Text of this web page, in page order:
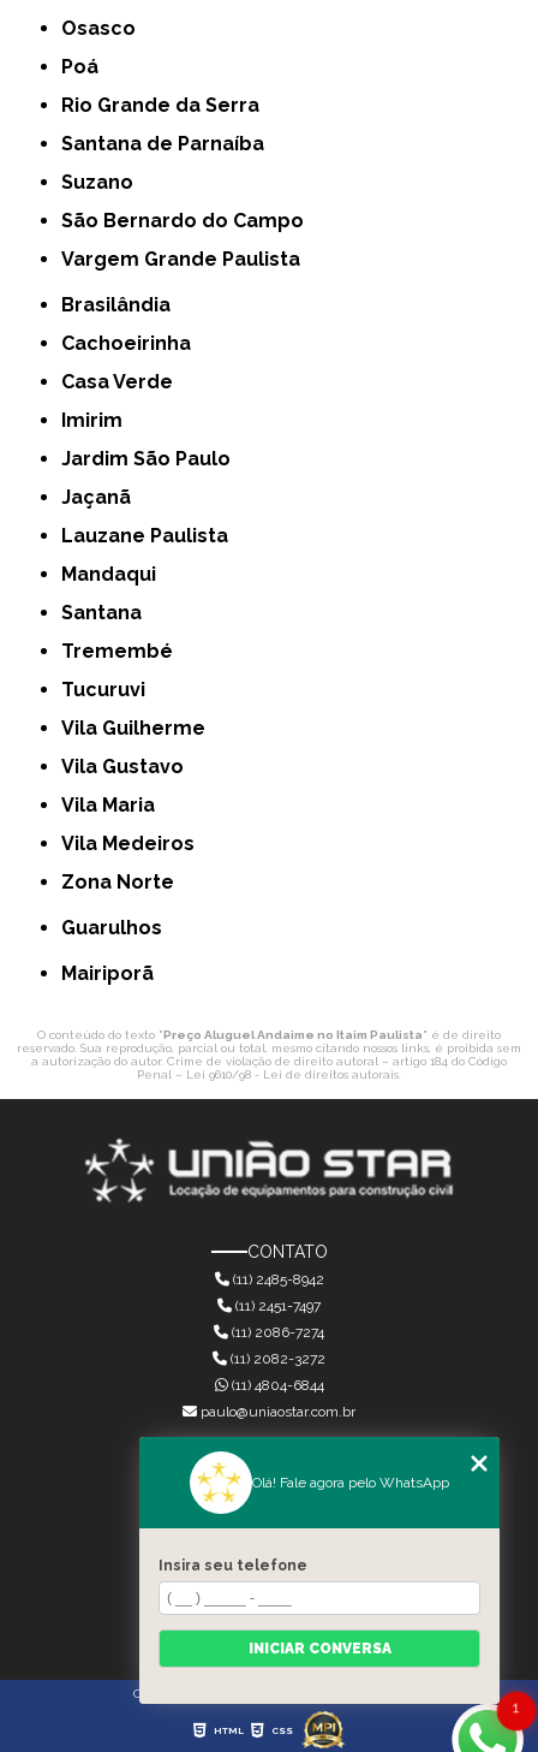
Osasco
Poá
Rio Grande da Serra
Santana de Parnaíba
Suzano
São Bernardo do Campo
Vargem Grande Paulista
Brasilândia
Cachoeirinha
Casa Verde
Imirim
Jardim São Paulo
Jaçanã
Lauzane Paulista
Mandaqui
Santana
Tremembé
Tucuruvi
Vila Guilherme
Vila Gustavo
Vila Maria
Vila Medeiros
Zona Norte
Guarulhos
Mairiporã
O conteúdo do texto "Preço Aluguel Andaime no Itaim Paulista" é de direito
reservado. Sua reprodução, parcial ou total, mesmo citando nossos links, é proibida sem
a autorização do autor. Crime de violação de direito autoral – artigo 184 do Código
Penal – Lei 9610/98 - Lei de direitos autorais
CONTATO
(11) 2485-8942
(11) 2451-7497
(11) 2086-7274
(11) 4804-6844
(11) 2082-3272
paulo@uniaostar.com.br
MENU
QUEM SOMOS
SERVIÇOS
CONTATO
CATEGORIAS
MAPA DO SITE
Copyright © União Star. (Lei 9610 de 19/02/1998)
HTML CSS
1
Olá! Fale agora pelo WhatsApp
Insira seu telefone
INICIAR CONVERSA